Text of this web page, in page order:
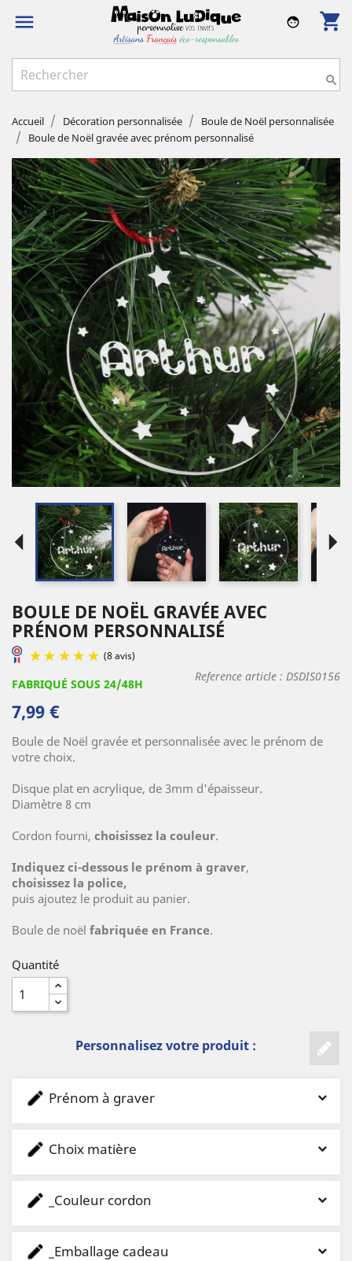
 shopping_cart
face

Accueil Décoration personnalisée
Boule de Noël personnalisée
Boule de Noël gravée avec prénom personnalisé
arrow_left arrow_right
BOULE DE NOËL GRAVÉE AVEC
PRÉNOM PERSONNALISÉ
FABRIQUÉ SOUS 24/48H
Reference article : DSDIS0156
7,99 €
Boule de Noël gravée et personnalisée avec le prénom de
votre choix.
Disque plat en acrylique, de 3mm d'épaisseur.
Diamètre 8 cm
Cordon fourni, choisissez la couleur.
Indiquez ci-dessous le prénom à graver,
choisissez la police,
puis ajoutez le produit au panier.
Boule de noël fabriquée en France.
Quantité
Personnalisez votre produit :
Prénom à graver
Choix matière
_Couleur cordon
_Emballage cadeau